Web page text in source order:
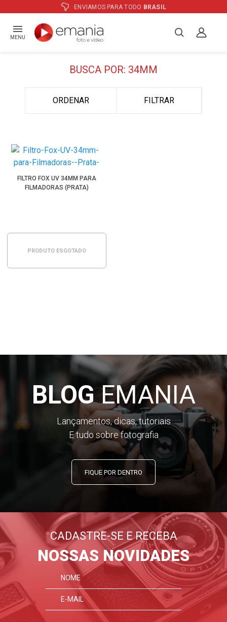
ATÉ12X
MENU
BUSCA POR: 34MM
ORDENAR FILTRAR
FILTRO FOX UV 34MM PARA
FILMADORAS (PRATA)
PRODUTO ESGOTADO
BLOGEMANIA
Lançamentos, dicas, tutoriais
E tudo sobre fotografia
FIQUE POR DENTRO
CADASTRE-SE E RECEBA
NOSSAS NOVIDADES